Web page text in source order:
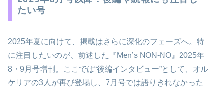
たい号
2025年夏に向けて、掲載はさらに深化のフェーズへ。特
に注目したいのが、前述した『Men’s NON-NO』2025年
8・9月号増刊。ここでは“後編インタビュー”として、オル
ケリアの3人が再び登場し、7月号では語りきれなかった